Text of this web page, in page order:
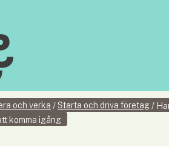
och verka /Starta och driva företag/
komma igång